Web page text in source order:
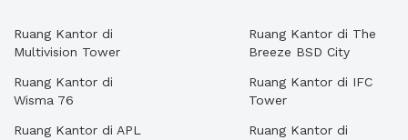
Ruang Kantor di
Multivision Tower
Ruang Kantor di
Wisma 76
Ruang Kantor di APL
Ruang Kantor di The
Breeze BSD City
Ruang Kantor di IFC
Tower
Ruang Kantor di